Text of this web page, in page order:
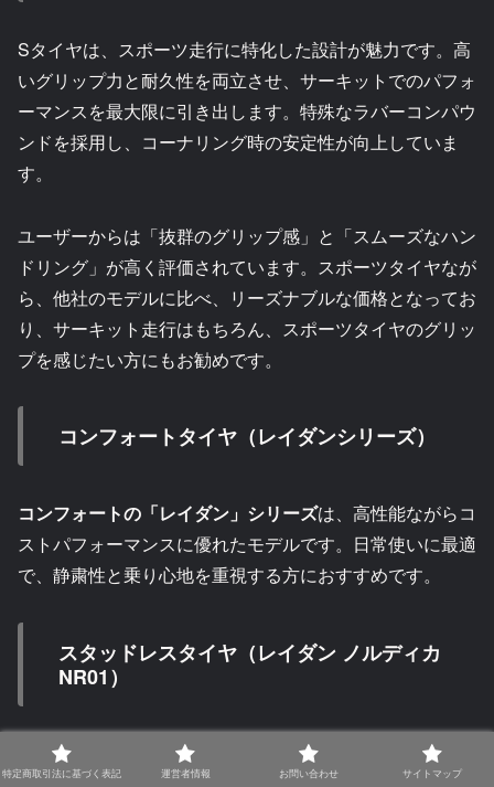
Sタイヤは、スポーツ走行に特化した設計が魅力です。高
いグリップ力と耐久性を両立させ、サーキットでのパフォ
ーマンスを最大限に引き出します。特殊なラバーコンパウ
ンドを採用し、コーナリング時の安定性が向上していま
す。
ユーザーからは「抜群のグリップ感」と「スムーズなハン
ドリング」が高く評価されています。スポーツタイヤなが
ら、他社のモデルに比べ、リーズナブルな価格となってお
り、サーキット走行はもちろん、スポーツタイヤのグリッ
プを感じたい方にもお勧めです。
コンフォートタイヤ（レイダンシリーズ）
コンフォートの「レイダン」シリーズは、高性能ながらコ
ストパフォーマンスに優れたモデルです。日常使いに最適
で、静粛性と乗り心地を重視する方におすすめです。
スタッドレスタイヤ（レイダン ノルディカ
NR01）
シバタイヤのスタッドレスタイヤは、冬季の厳しい条件下
特定商取引法に基づく表記 運営者情報 お問い合わせ サイトマップ